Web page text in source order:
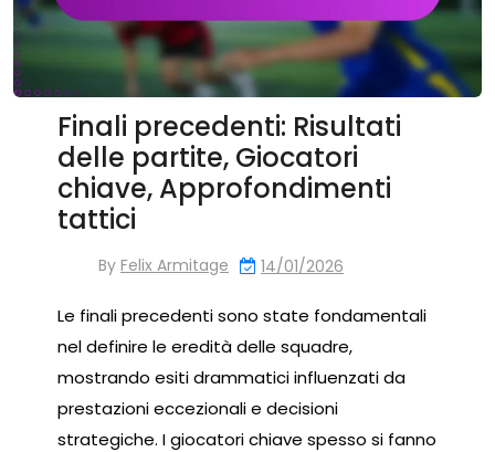
Finali precedenti: Risultati
delle partite, Giocatori
chiave, Approfondimenti
tattici
By Felix Armitage 14/01/2026
Le finali precedenti sono state fondamentali
nel definire le eredità delle squadre,
mostrando esiti drammatici influenzati da
prestazioni eccezionali e decisioni
strategiche. I giocatori chiave spesso si fanno